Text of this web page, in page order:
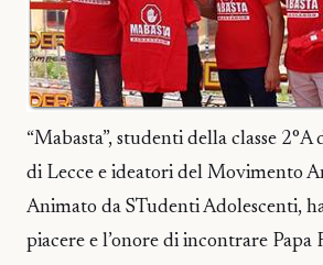
“Mabasta”, studenti della classe 2°A
di Lecce e ideatori del Movimento
Animato da STudenti Adolescenti,
piacere e l’onore di incontrare Papa